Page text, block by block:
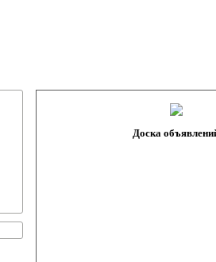
Доска